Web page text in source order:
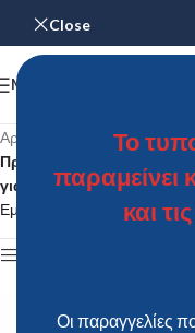
Close
Το
παραμείνει
και
Οι παραγγελίες
MENU
Αρχική σελίδα
Προϊόντα με ετικέτα
για αγόρι”
Εμφάνιση του μοναδικού